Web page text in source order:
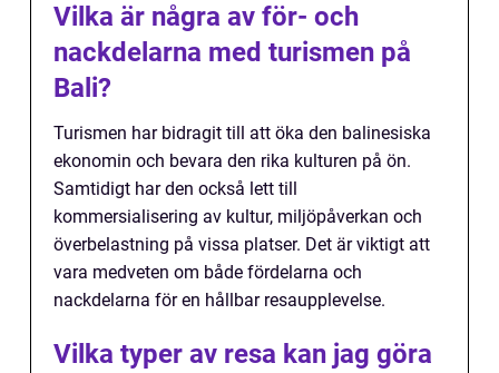
Vilka är några av för- och
nackdelarna med turismen på
Bali?
Turismen har bidragit till att öka den balinesiska
ekonomin och bevara den rika kulturen på ön.
Samtidigt har den också lett till
kommersialisering av kultur, miljöpåverkan och
överbelastning på vissa platser. Det är viktigt att
vara medveten om både fördelarna och
nackdelarna för en hållbar resaupplevelse.
Vilka typer av resa kan jag göra